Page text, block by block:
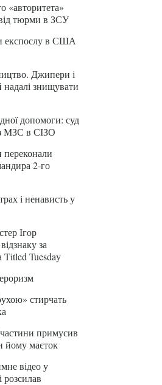
«авторитета»
тюрми в ЗСУ
в США
Джипери і
знищувати
допомоги: суд
МЗС в СІЗО
переконали
2-го
і ненависть у
Ігор
за
Titled Tuesday
стирчать
примусив
йому маєток
відео у
розсилав